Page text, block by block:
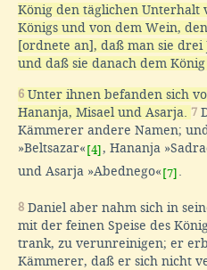
König den täglichen Unterhalt
Königs und von dem Wein,
[ordnete an], daß man sie drei
und daß sie danach dem König
6 Unter ihnen befanden sich
Hananja, Misael und Asarja. 7
Kämmerer andere Namen;
»Beltsazar« [4], Hananja
und Asarja »Abednego« [7]
8 Daniel aber nahm sich in
mit der feinen Speise des
trank, zu verunreinigen; er
Kämmerer, daß er sich nicht